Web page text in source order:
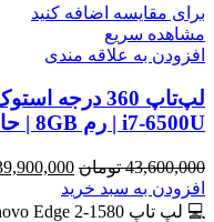
برای مقایسه اضافه کنید
مشاهده سریع
افزودن به علاقه مندی
i7-6500U | رم 8GB | حافظه SSD 256GB لمسی
43,600,000 تومان قیمت
اصلیافزودن به سبد خرید